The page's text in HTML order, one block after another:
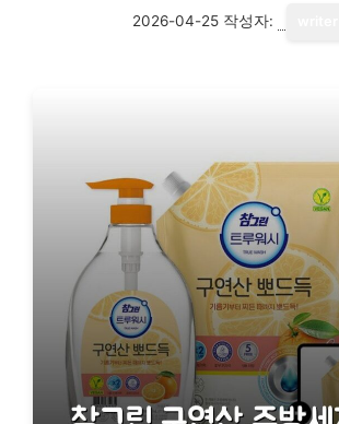
2026-04-25 작성자: